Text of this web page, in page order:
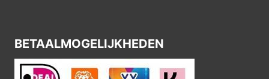
BETAALMOGELIJKHEDEN